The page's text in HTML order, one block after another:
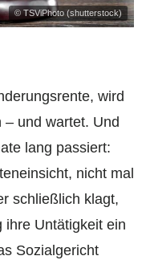
© TSViPhoto (shutterstock)
wird
und wartet. Und
lang passiert:
nicht mal
schließlich klagt,
ihre Untätigkeit ein
Sozialgericht